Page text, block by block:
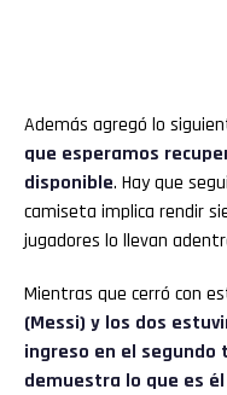
Además agregó lo
que esperamos
disponible. Hay que
camiseta implica rendir
jugadores lo llevan
Mientras que cerró con
(Messi) y los dos
ingreso en el segundo
demuestra lo que es